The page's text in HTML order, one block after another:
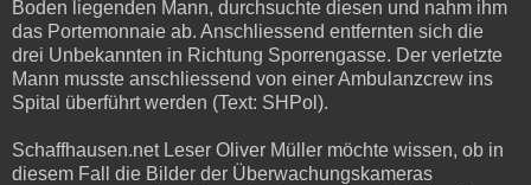
Boden liegenden Mann, durchsuchte diesen und nahm ihm
das Portemonnaie ab. Anschliessend entfernten sich die
drei Unbekannten in Richtung Sporrengasse. Der verletzte
Mann musste anschliessend von einer Ambulanzcrew ins
Spital überführt werden (Text: SHPol).
Schaffhausen.net Leser Oliver Müller möchte wissen, ob in
diesem Fall die Bilder der Überwachungskameras